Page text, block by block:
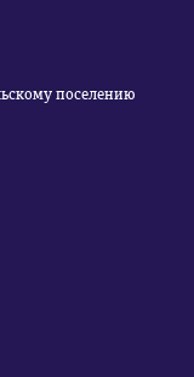
поселению